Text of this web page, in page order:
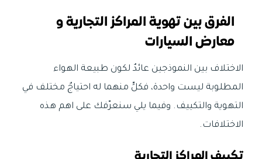
الفرق بين تهوية المراكز التجارية و
معارض السيارات
الاختلاف بين النموذجين عائدٌ لكون طبيعة الهواء
المطلوبة ليست واحدة، فكلٍّ منهما له احتياجٌ مختلف في
التهوية والتكييف. وفيما يلي سنعرّفك على اهم هذه
الاختلافات.